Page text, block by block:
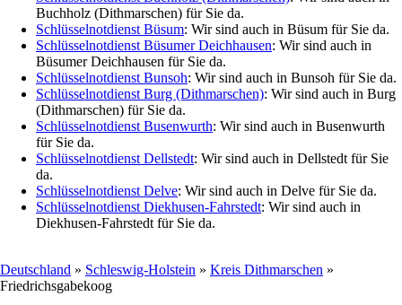
Buchholz (Dithmarschen) für Sie da.
Schlüsselnotdienst Büsum: Wir sind auch in Büsum für Sie da.
Schlüsselnotdienst Büsumer Deichhausen: Wir sind auch in
Büsumer Deichhausen für Sie da.
Schlüsselnotdienst Bunsoh: Wir sind auch in Bunsoh für Sie da.
Schlüsselnotdienst Burg (Dithmarschen): Wir sind auch in Burg
(Dithmarschen) für Sie da.
Schlüsselnotdienst Busenwurth: Wir sind auch in Busenwurth
für Sie da.
Schlüsselnotdienst Dellstedt: Wir sind auch in Dellstedt für Sie
da.
Schlüsselnotdienst Delve: Wir sind auch in Delve für Sie da.
Schlüsselnotdienst Diekhusen-Fahrstedt: Wir sind auch in
Diekhusen-Fahrstedt für Sie da.
Deutschland » Schleswig-Holstein » Kreis Dithmarschen »
Friedrichsgabekoog